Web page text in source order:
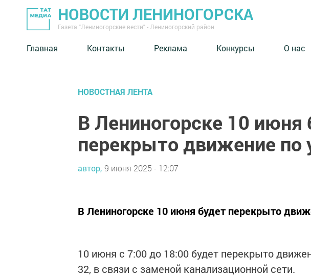
НОВОСТИ ЛЕНИНОГОРСКА
Газета "Лениногорские вести" - Лениногорский район
Главная Контакты Реклама Конкурсы О нас
НОВОСТНАЯ ЛЕНТА
В Лениногорске 10 июня
перекрыто движение по
автор, 9 июня 2025 - 12:07
В Лениногорске 10 июня будет перекрыто
10 июня с 7:00 до 18:00 будет перекрыто
32, в связи с заменой канализационной сети.